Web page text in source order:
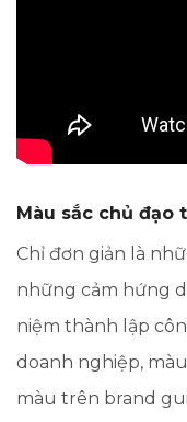
Màu sắc chủ đạo
Chỉ đơn giản là
những cảm hứng
niệm thành lập
doanh nghiệp,
màu trên brand